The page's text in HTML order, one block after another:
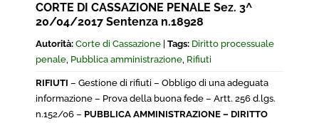
CORTE DI CASSAZIONE PENALE Sez. 3^
20/04/2017 Sentenza n.18928
Autorità: Corte di Cassazione Tags: Diritto processuale
penale, Pubblica amministrazione, Rifiuti
RIFIUTI – Gestione di rifiuti – Obbligo di una adeguata
informazione – Prova della buona fede – Artt. 256 d.lgs.
n.152/06 – PUBBLICA AMMINISTRAZIONE – DIRITTO